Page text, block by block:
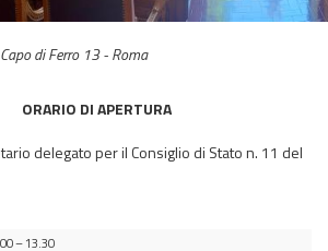
di Ferro 13 - Roma
APERTURA
delegato per il Consiglio di Stato n. 11 del
– 13.30